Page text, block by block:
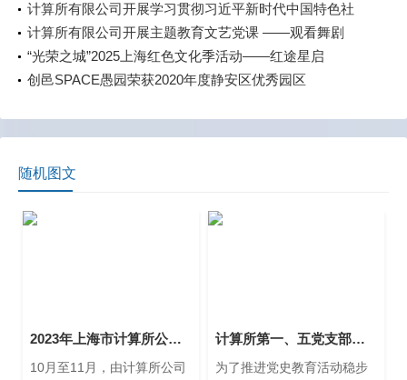
义思想主题教育中心组学习（扩大）会
计算所有限公司开展学习贯彻习近平新时代中国特色社
会主义思想主题教育第一期领导班子读书班活动
计算所有限公司开展主题教育文艺党课 ——观看舞剧
《永不消逝的电波》
“光荣之城”2025上海红色文化季活动——红途星启
创邑SPACE愚园荣获2020年度静安区优秀园区
随机图文
2023年上海市计算所公司首届职工劳动技能（人工智能训练）竞赛成功举行
10月至11月，由计算所公司
计算所第一、五党支部瞻仰中国共产党发起组成立地 （《新青年》编辑部）旧址
为了推进党史教育活动稳步